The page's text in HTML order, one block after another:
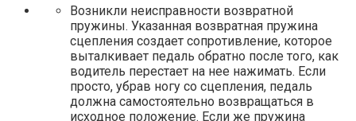
Возникли неисправности возвратной
пружины. Указанная возвратная пружина
сцепления создает сопротивление, которое
выталкивает педаль обратно после того, как
водитель перестает на нее нажимать. Если
просто, убрав ногу со сцепления, педаль
должна самостоятельно возвращаться в
исходное положение. Если же пружина